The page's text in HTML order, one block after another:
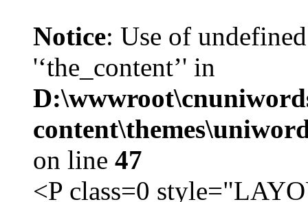
Notice: Use of
'‘the_content’' in
on line 47
<P class=0